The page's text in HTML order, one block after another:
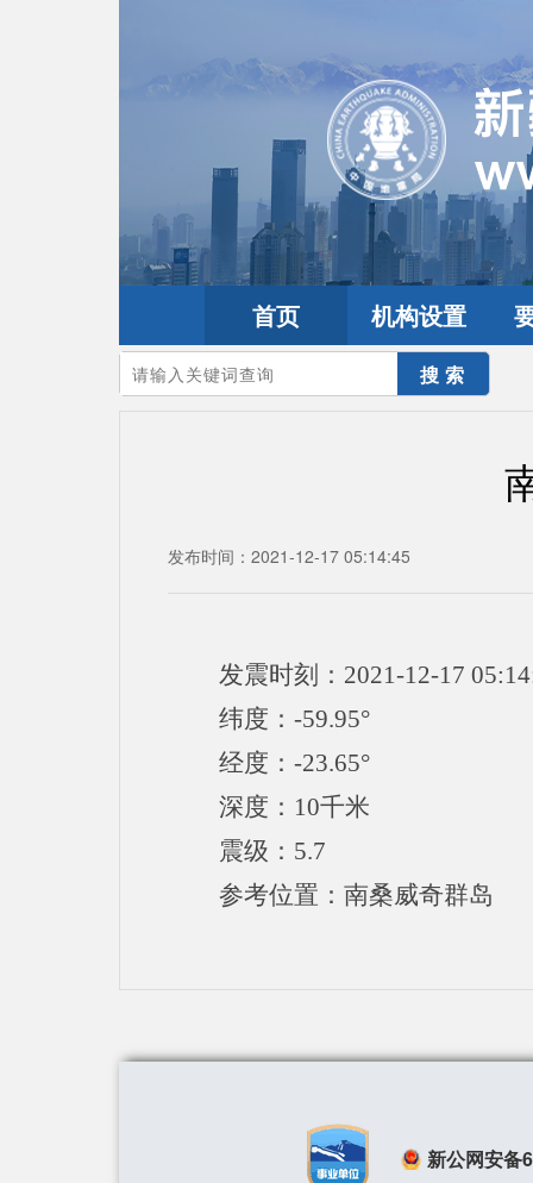
首页 机构设置
您的当前位置：首页>地震频道 全球震讯
发布时间：2021-12-17 05:14:45
发震时刻：2021-12-17
纬度：-59.95°
经度：-23.65°
深度：10千米
震级：5.7
参考位置：南桑威奇群岛
新公网安备